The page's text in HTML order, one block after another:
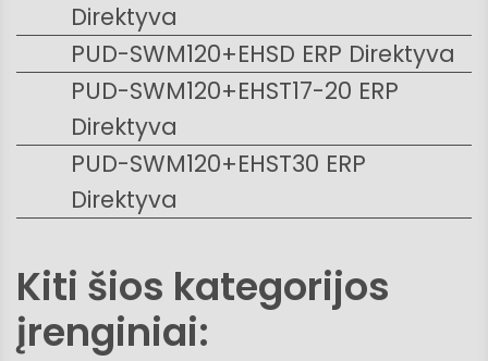
Direktyva
PUD-SWM120+EHSD ERP Direktyva
PUD-SWM120+EHST17-20 ERP
Direktyva
PUD-SWM120+EHST30 ERP
Direktyva
Kiti šios kategorijos
įrenginiai: